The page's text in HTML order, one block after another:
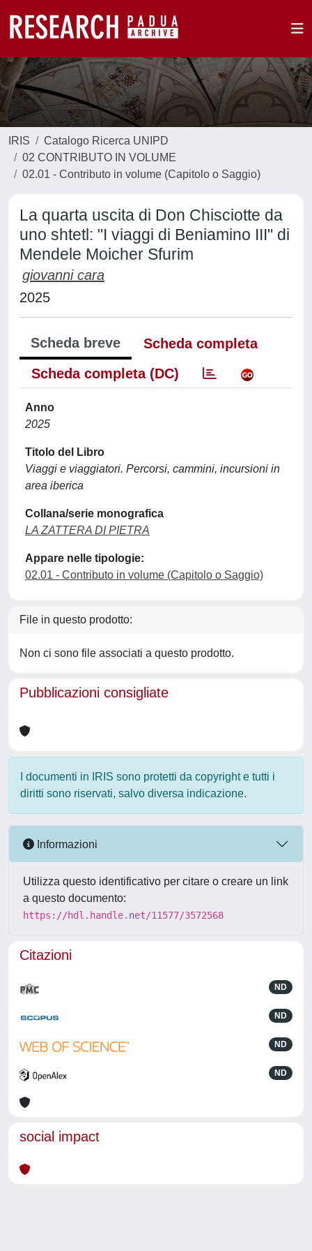
IRIS
Catalogo Ricerca UNIPD
02 CONTRIBUTO IN VOLUME
02.01 - Contributo in volume (Capitolo o Saggio)
La quarta uscita di Don Chisciotte da
uno shtetl: "I viaggi di Beniamino III" di
Mendele Moicher Sfurim
giovanni cara
2025
Scheda breve
Scheda completa
Scheda completa (DC)
Anno
2025
Titolo del Libro
Viaggi e viaggiatori. Percorsi, cammini, incursioni in
area iberica
Collana/serie monografica
LA ZATTERA DI PIETRA
Appare nelle tipologie:
02.01 - Contributo in volume (Capitolo o Saggio)
File in questo prodotto:
Non ci sono file associati a questo prodotto.
Pubblicazioni consigliate
I documenti in IRIS sono protetti da copyright e tutti i
diritti sono riservati, salvo diversa indicazione.
Informazioni
Utilizza questo identificativo per citare o creare un link
a questo documento:
https://hdl.handle.net/11577/3572568
Citazioni
ND
ND
ND
ND
social impact